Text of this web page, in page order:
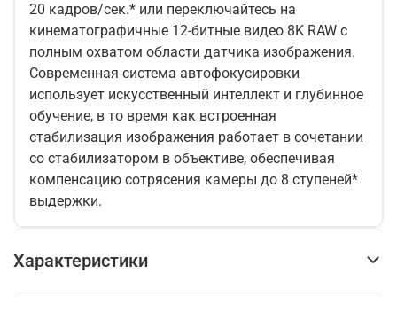
20 кадров/сек.* или переключайтесь на
кинематографичные 12-битные видео 8K RAW с
полным охватом области датчика изображения.
Современная система автофокусировки
использует искусственный интеллект и глубинное
обучение, в то время как встроенная
стабилизация изображения работает в сочетании
со стабилизатором в объективе, обеспечивая
компенсацию сотрясения камеры до 8 ступеней*
выдержки.
Характеристики